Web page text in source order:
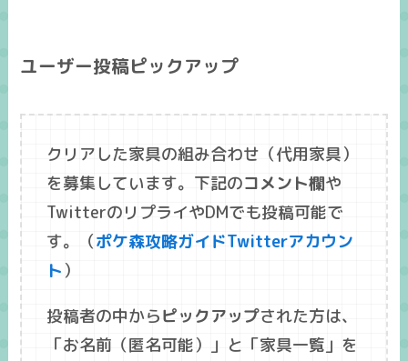
ユーザー投稿ピックアップ
クリアした家具の組み合わせ（代用家具）
を募集しています。下記のコメント欄や
TwitterのリプライやDMでも投稿可能で
す。（ポケ森攻略ガイドTwitterアカウン
ト ）
投稿者の中からピックアップされた方は、
「お名前 （匿名可能）」と「家具一覧 」を